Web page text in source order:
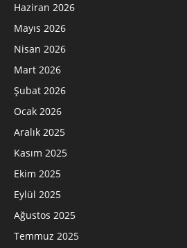
Haziran 2026
Mayıs 2026
Nisan 2026
Mart 2026
Şubat 2026
Ocak 2026
Aralık 2025
Kasım 2025
Ekim 2025
Eylül 2025
Ağustos 2025
Temmuz 2025